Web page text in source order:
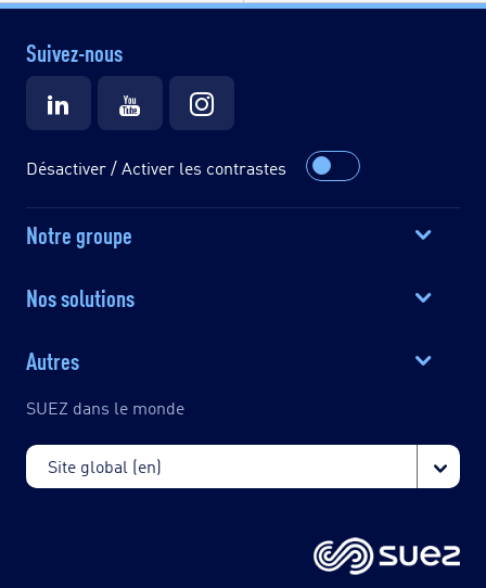
Suivez-nous
Désactiver / Activer les contrastes
Notre groupe
Nos solutions
Autres
SUEZ dans le monde